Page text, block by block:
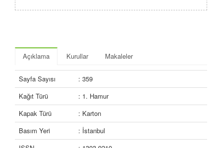
Açıklama Kurullar Makaleler
Sayfa Sayısı
: 359
Kağıt Türü
: 1. Hamur
Kapak Türü
: Karton
Basım Yeri
: İstanbul